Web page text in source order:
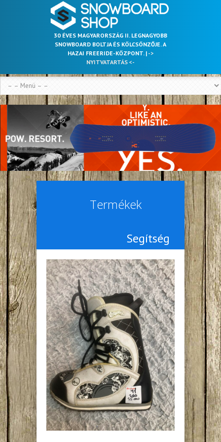
30 ÉVES MAGYARORSZÁG II. LEGNAGYOBB
SNOWBOARD BOLTJA ÉS KÖLCSÖNZŐJE. A
HAZAI FREERIDE-KÖZPONT. | ->
NYITVATARTÁS <-
Termékek
Segítség